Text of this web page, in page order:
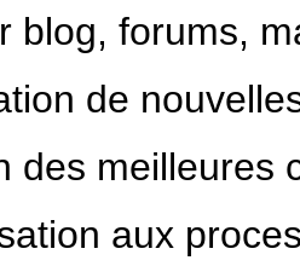
blog, forums,
de
des meilleures
aux